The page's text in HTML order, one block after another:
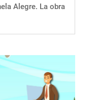
Alegre. La obra